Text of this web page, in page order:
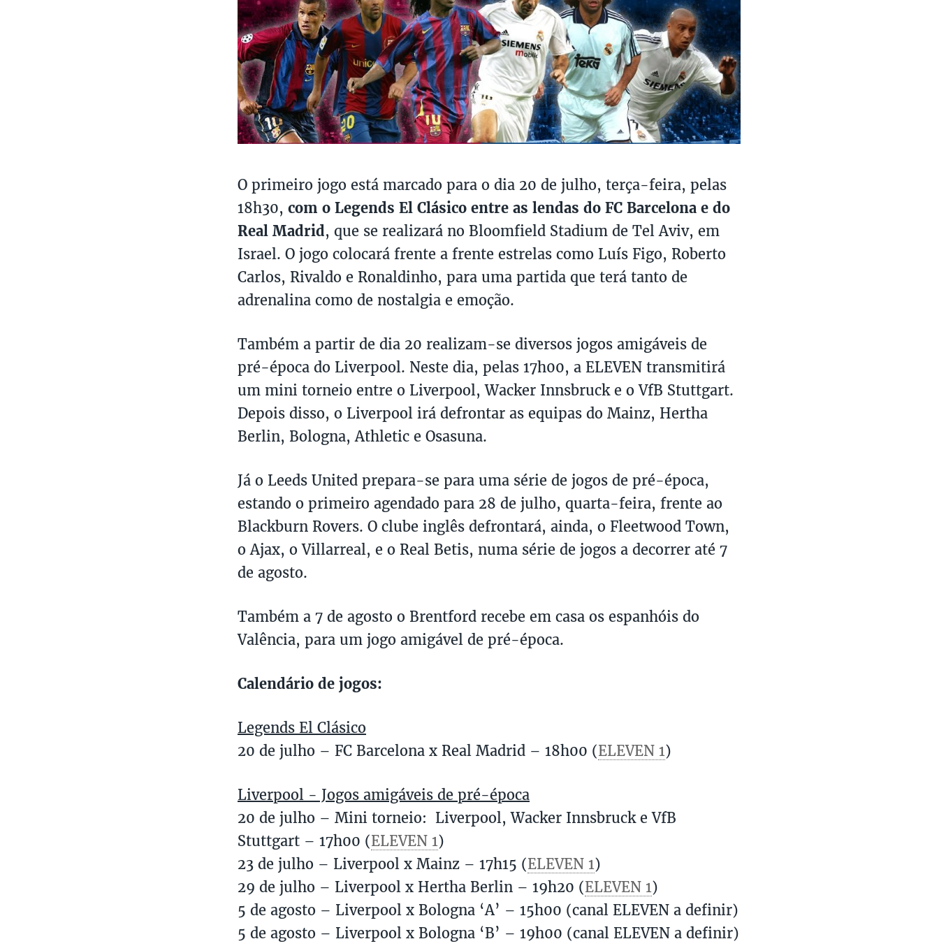
O primeiro jogo está marcado para o dia 20 de julho, terça-feira, pelas
18h30, com o Legends El Clásico entre as lendas do FC Barcelona e do
Real Madrid, que se realizará no Bloomfield Stadium de Tel Aviv, em
Israel. O jogo colocará frente a frente estrelas como Luís Figo, Roberto
Carlos, Rivaldo e Ronaldinho, para uma partida que terá tanto de
adrenalina como de nostalgia e emoção.
Também a partir de dia 20 realizam-se diversos jogos amigáveis de
pré-época do Liverpool. Neste dia, pelas 17h00, a ELEVEN transmitirá
um mini torneio entre o Liverpool, Wacker Innsbruck e o VfB Stuttgart.
Depois disso, o Liverpool irá defrontar as equipas do Mainz, Hertha
Berlin, Bologna, Athletic e Osasuna.
Já o Leeds United prepara-se para uma série de jogos de pré-época,
estando o primeiro agendado para 28 de julho, quarta-feira, frente ao
Blackburn Rovers. O clube inglês defrontará, ainda, o Fleetwood Town,
o Ajax, o Villarreal, e o Real Betis, numa série de jogos a decorrer até 7
de agosto.
Também a 7 de agosto o Brentford recebe em casa os espanhóis do
Valência, para um jogo amigável de pré-época.
Calendário de jogos:
Legends El Clásico
20 de julho – FC Barcelona x Real Madrid – 18h00 (ELEVEN 1)
Liverpool - Jogos amigáveis de pré-época
20 de julho – Mini torneio: Liverpool, Wacker Innsbruck e VfB
Stuttgart – 17h00 (ELEVEN 1)
23 de julho – Liverpool x Mainz – 17h15 (ELEVEN 1)
29 de julho – Liverpool x Hertha Berlin – 19h20 (ELEVEN 1)
5 de agosto – Liverpool x Bologna ‘A’ – 15h00 (canal ELEVEN a definir)
5 de agosto – Liverpool x Bologna ‘B’ – 19h00 (canal ELEVEN a definir)